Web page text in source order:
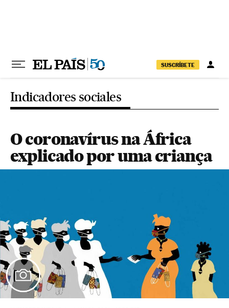
SUSCRÍBETE
Indicadores sociales
O coronavírus na África
explicado por uma criança